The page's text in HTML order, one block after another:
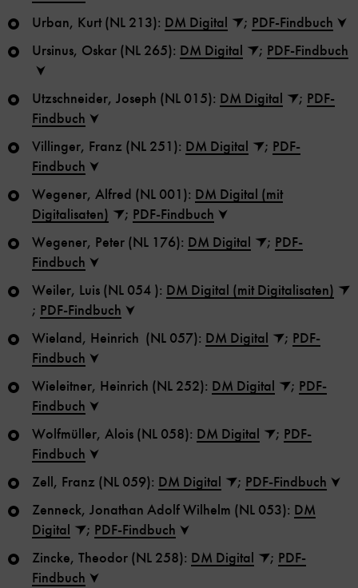
Urban, Kurt (NL 213): DM Digital ; PDF-Findbuch
Ursinus, Oskar (NL 265): DM Digital ; PDF-Findbuch
Utzschneider, Joseph (NL 015): DM Digital ; PDF-
Findbuch
Villinger, Franz (NL 251): DM Digital ; PDF-
Findbuch
Wegener, Alfred (NL 001): DM Digital (mit
Digitalisaten)
; PDF-Findbuch
Wegener, Peter (NL 176): DM Digital ; PDF-
Findbuch
Weiler, Luis (NL 054 ): DM Digital (mit Digitalisaten)
; PDF-Findbuch
Wieland, Heinrich (NL 057): DM Digital ; PDF-
Findbuch
Wieleitner, Heinrich (NL 252): DM Digital ; PDF-
Findbuch
Wolfmüller, Alois (NL 058): DM Digital ; PDF-
Findbuch
Zell, Franz (NL 059): DM Digital ; PDF-Findbuch
Zenneck, Jonathan Adolf Wilhelm (NL 053): DM
Digital
; PDF-Findbuch
Zincke, Theodor (NL 258): DM Digital ; PDF-
Findbuch